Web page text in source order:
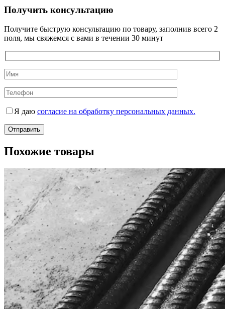
Получить консультацию
Получите быструю консультацию по товару, заполнив всего 2
поля, мы свяжемся с вами в течении 30 минут
Я даю согласие на обработку персональных данных.
Похожие товары